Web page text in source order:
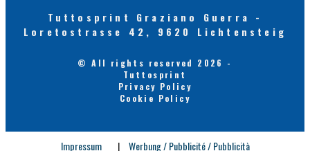
Tuttosprint Graziano Guerra -
Loretostrasse 42, 9620 Lichtensteig
© All rights reserved 2026 -
Tuttosprint
Privacy Policy
Cookie Policy
Impressum | Werbung / Pubblicité / Pubblicità